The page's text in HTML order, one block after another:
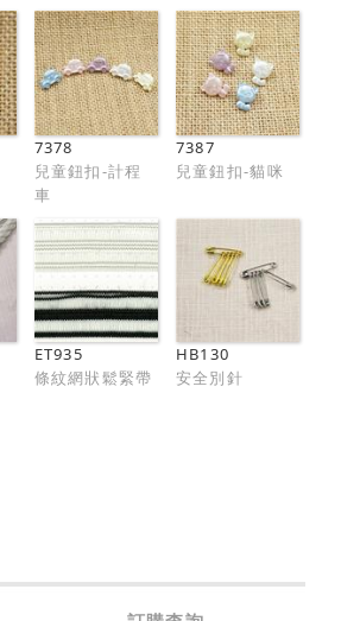
7378
兒童鈕扣-計程
車
7387
兒童鈕扣-貓咪
ET935
條紋網狀鬆緊帶
HB130
安全別針